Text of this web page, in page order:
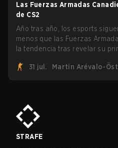
Las Fuerzas Armadas
de CS2
Año tras año, los esports
menos que las Fuerzas
la tendencia tras revelar su
unirá ahora a una
militar destinada a expandir el
31 jul. Martin Arévalo-
STRAFE